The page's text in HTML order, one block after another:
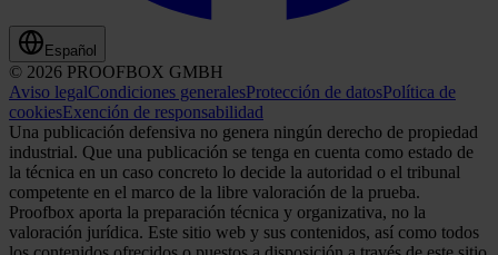
Español
© 2026 PROOFBOX GMBH
Aviso legalCondiciones generalesProtección de datosPolítica de
cookiesExención de responsabilidad
Una publicación defensiva no genera ningún derecho de propiedad
industrial. Que una publicación se tenga en cuenta como estado de
la técnica en un caso concreto lo decide la autoridad o el tribunal
competente en el marco de la libre valoración de la prueba.
Proofbox aporta la preparación técnica y organizativa, no la
valoración jurídica. Este sitio web y sus contenidos, así como todos